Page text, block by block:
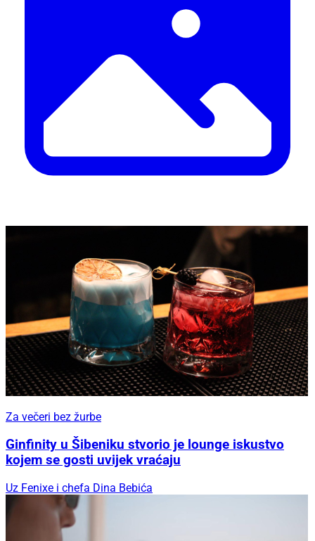
Za večeri bez žurbe
Ginfinity u Šibeniku stvorio je lounge iskustvo
kojem se gosti uvijek vraćaju
Uz Fenixe i chefa Dina Bebića